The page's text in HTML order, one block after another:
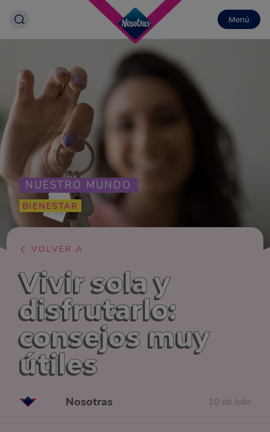
Menú
NUESTRO MUNDO
BIENESTAR
VOLVER A
Vivir sola y
disfrutarlo:
consejos muy
útiles
Nosotras 10 de Julio